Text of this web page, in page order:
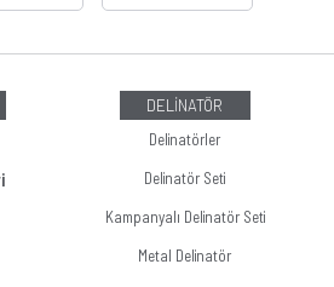
DELİNATÖR
Delinatörler
Delinatör Seti
Kampanyalı Delinatör Seti
Metal Delinatör